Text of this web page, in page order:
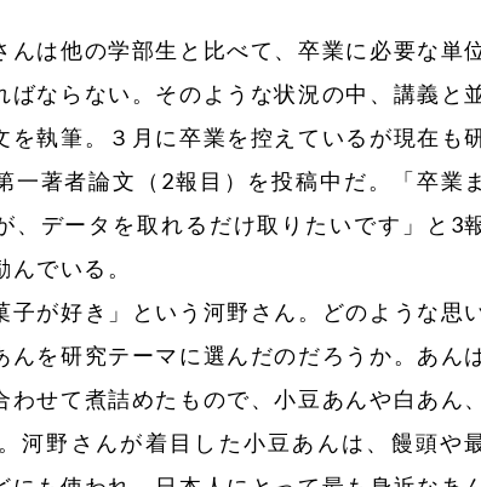
は他の学部生と比べて、卒業に必要な単
ばならない。そのような状況の中、講義と
を執筆。３月に卒業を控えているが現在も
一著者論文（2報目）を投稿中だ。「卒業ま
、データを取れるだけ取りたいです」と3
でいる。
が好き」という河野さん。どのような思
んを研究テーマに選んだのだろうか。あん
せて煮詰めたもので、小豆あんや白あん、
河野さんが着目した小豆あんは、饅頭や